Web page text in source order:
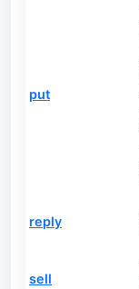
put
reply
sell